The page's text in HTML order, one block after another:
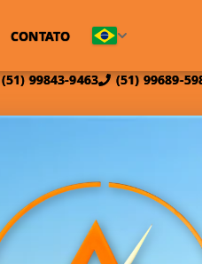
(51) 99843-9463 (51) 99689-
CONTATO